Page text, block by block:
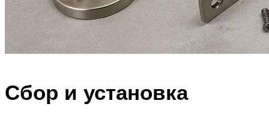
Сбор и установка